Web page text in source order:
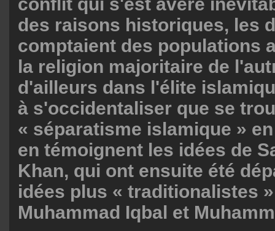
conflit qui s'est avéré
des raisons historiques, les
comptaient des populations
la religion majoritaire de
d'ailleurs dans l'élite
à s'occidentaliser que se
« séparatisme islamique »
en témoignent les idées de
Khan, qui ont ensuite été
idées plus « traditionalistes
Muhammad Iqbal et